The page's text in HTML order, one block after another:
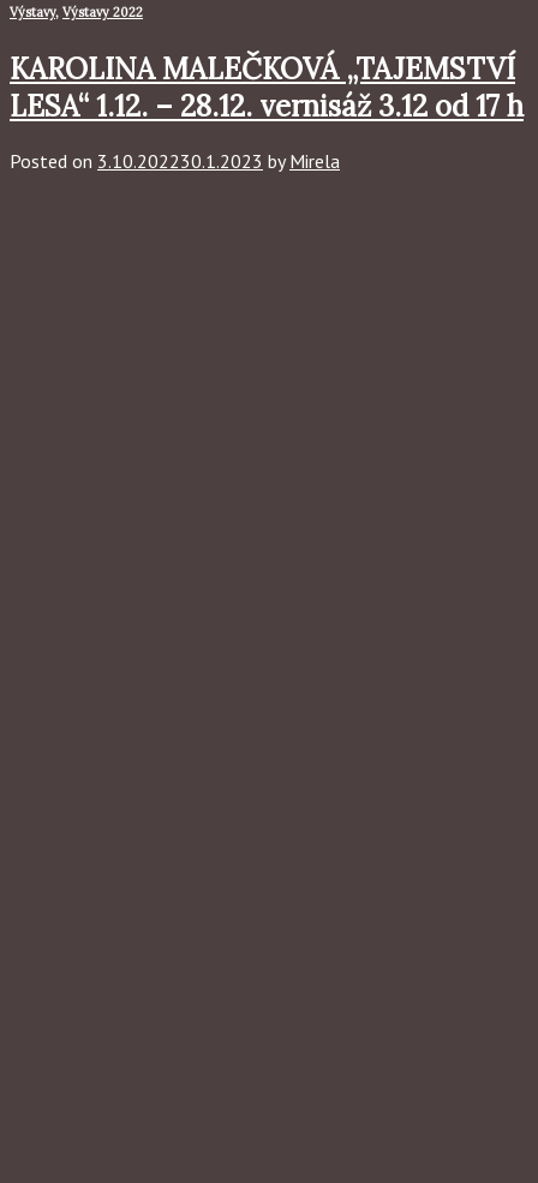
Výstavy, Výstavy 2022
KAROLINA MALEČKOVÁ „TAJEMSTVÍ
LESA“ 1.12. – 28.12. vernisáž 3.12 od 17 h
Posted on 3.10.202230.1.2023 byMirela